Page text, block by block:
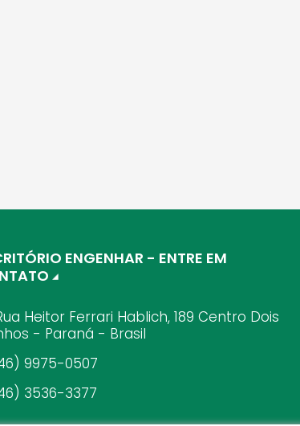
ENGENHAR - ENTRE EM
Heitor Ferrari Hablich, 189 Centro Dois
- Paraná - Brasil
9975-0507
3536-3377